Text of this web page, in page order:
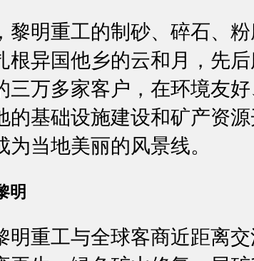
黎明重工的制砂、碎石、
根异国他乡的云和月，先
三万多家客户，在环境友
的基础设施建设和矿产资
为当地美丽的风景线。
明
明重工与全球客商近距离